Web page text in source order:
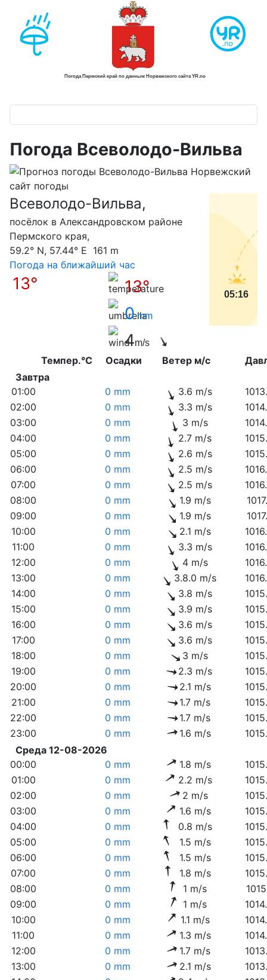
Погода Всеволодо-Вильва
Всеволодо-Вильва,
посёлок в Александровском районе
Пермского края,
59.2° N, 57.44° E 161 m
Погода на ближайший час
13°
13°
0mm
4m/s
05:16
Темпер.°C Осадки Ветер м/с
Завтра
01:00
0 mm 3.6 m/s
02:00
0 mm 3.3 m/s
03:00
0 mm 3 m/s
04:00
0 mm 2.7 m/s
05:00
0 mm 2.6 m/s
06:00
0 mm 2.5 m/s
07:00
0 mm 2.5 m/s
08:00
0 mm 1.9 m/s
09:00
0 mm 1.9 m/s
10:00
0 mm 2.1 m/s
11:00
0 mm 3.3 m/s
12:00
0 mm 4 m/s
13:00
0 mm 3.8.0 m/s
14:00
0 mm 3.8 m/s
15:00
0 mm 3.9 m/s
16:00
0 mm 3.6 m/s
17:00
0 mm 3.6 m/s
18:00
0 mm 3 m/s
19:00
0 mm 2.3 m/s
20:00
0 mm 2.1 m/s
21:00
0 mm 1.7 m/s
22:00
0 mm 1.7 m/s
23:00
0 mm 1.6 m/s
Среда 12-08-2026
00:00
0 mm 1.8 m/s
01:00
0 mm 2.2 m/s
02:00
0 mm 2 m/s
03:00
0 mm 1.6 m/s
04:00
0 mm 0.8 m/s
05:00
0 mm 1.5 m/s
06:00
0 mm 1.5 m/s
07:00
0 mm 1.8 m/s
08:00
0 mm 1 m/s
09:00
0 mm 1 m/s
10:00
0 mm 1.1 m/s
11:00
0 mm 1.3 m/s
12:00
0 mm 1.7 m/s
13:00
0 mm 2.1 m/s